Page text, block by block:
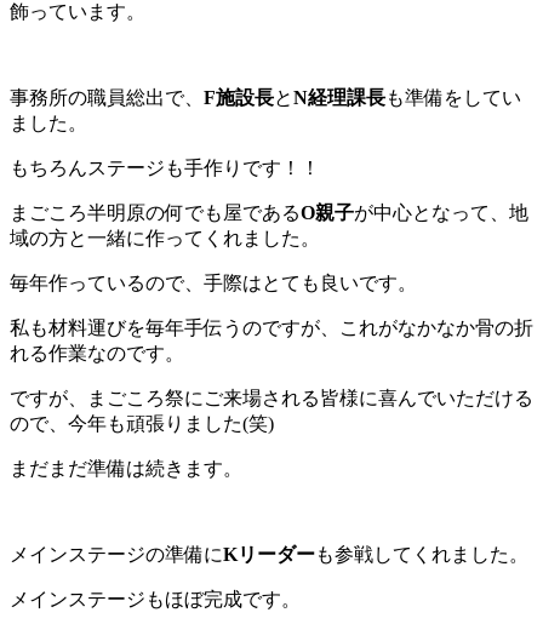
飾っています。
事務所の職員総出で、 F施設長とN経理課長も準備をしてい
ました。
もちろんステージも手作りです！！
まごころ半明原の何でも屋であるO親子が中心となって、地
域の方と一緒に作ってくれました。
毎年作っているので、手際はとても良いです。
私も材料運びを毎年手伝うのですが、これがなかなか骨の折
れる作業なのです。
ですが、まごころ祭にご来場される皆様に喜んでいただける
ので、今年も頑張りました(笑)
まだまだ準備は続きます。
メインステージの準備にKリーダーも参戦してくれました。
メインステージもほぼ完成です。